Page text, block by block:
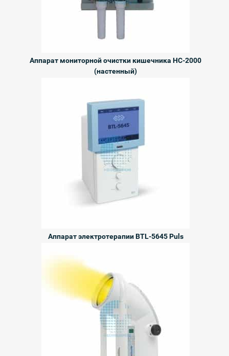
Аппарат мониторной очистки кишечника HC-2000
(настенный)
Аппарат электротерапии BTL-5645 Puls